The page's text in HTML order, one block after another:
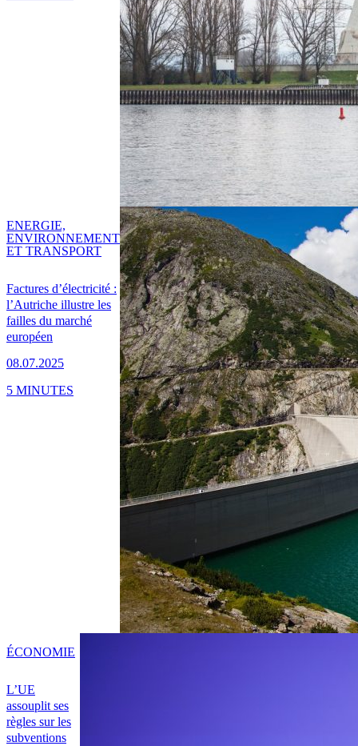
Factures d’électricité :
l’Autriche illustre les
failles du marché
européen
08.07.2025
ENERGIE,
ENVIRONNEMENT
ET TRANSPORT
5 MINUTES
L’UE
assouplit ses
règles sur les
subventions
ÉCONOMIE